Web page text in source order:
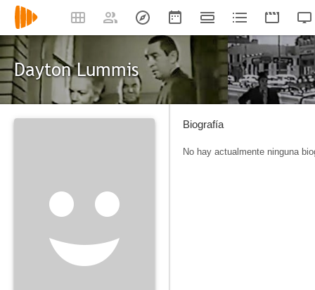
Dayton Lummis
Biografía
No hay actualmente ninguna